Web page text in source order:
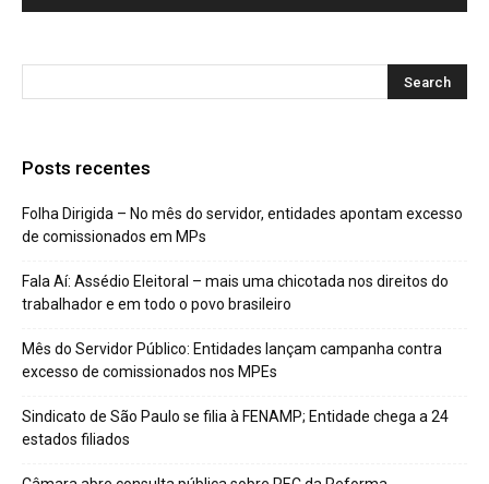
Posts recentes
Folha Dirigida – No mês do servidor, entidades apontam excesso
de comissionados em MPs
Fala Aí: Assédio Eleitoral – mais uma chicotada nos direitos do
trabalhador e em todo o povo brasileiro
Mês do Servidor Público: Entidades lançam campanha contra
excesso de comissionados nos MPEs
Sindicato de São Paulo se filia à FENAMP; Entidade chega a 24
estados filiados